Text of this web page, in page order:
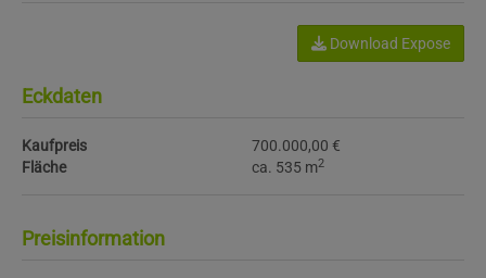
Download Expose
Eckdaten
Kaufpreis
700.000,00 €
Fläche
ca. 535 m2
Preisinformation